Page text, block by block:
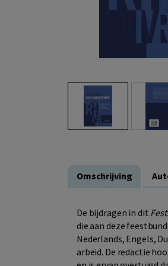
Omschrijving
De bijdragen in dit
die aan deze
Nederlands, Engels,
arbeid. De redactie